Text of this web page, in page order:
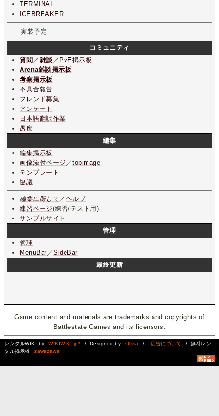
TERMINAL
ICEBREAKER
実装予定
コミュニティ
質問 ／ 雑談 ／ PvE掲示板
Arena雑談掲示板
考察掲示板
不具合報告
フレンド募集
アンケート
日本語翻訳作業
愚痴
編集
編集掲示板
画像添付ページ ／topimage
テンプレート
協議
編集に際して／ ヘルプ
練習ページ(練習/テスト用)
サンプルサイト
管理
管理
MenuBar／SideBar
最終更新
Game content and materials are trademarks and copyrights of
Battlestate Games and its licensors.
レンタルWIKI by WIKIWIKI.jp* / Designed by Olivia / 広告について
/ 無料レン
タル掲示板
zawazawa